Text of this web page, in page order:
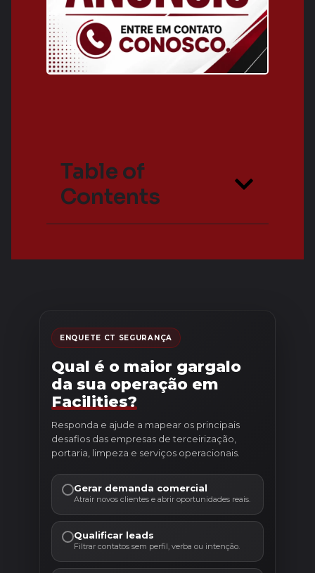
Table of
Contents
ENQUETE CT SEGURANÇA
Qual é o maior gargalo
da sua operação em
Facilities?
Responda e ajude a mapear os principais
desafios das empresas de terceirização,
portaria, limpeza e serviços operacionais.
Gerar demanda comercial
Atrair novos clientes e abrir oportunidades reais.
Qualificar leads
Filtrar contatos sem perfil, verba ou intenção.